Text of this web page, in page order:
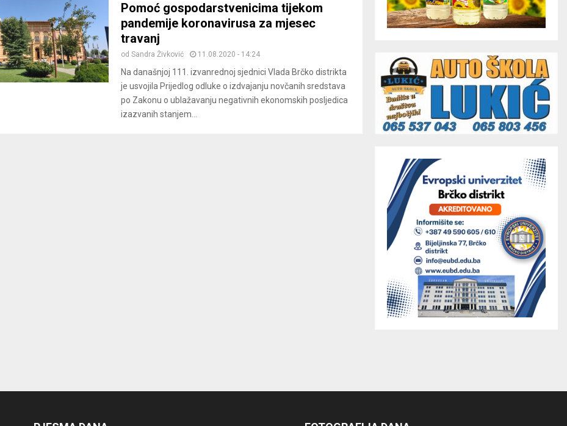
Pomoć gospodarstvenicima tijekom
pandemije koronavirusa za mjesec
travanj
od Sandra Živković 11.08.2020 - 14:24
Na današnjoj 111. izvanrednoj sjednici Vlada Brčko distrikta
je usvojila Prijedlog odluke o izdvajanju novčanih sredstava
po Zakonu o ublažavanju negativnih ekonomskih posljedica
izazvanih stanjem...